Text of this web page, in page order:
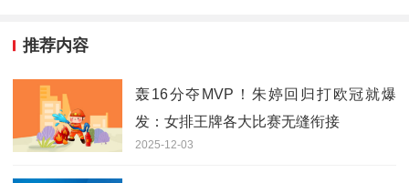
推荐内容
轰16分夺MVP！朱婷回归打欧冠就爆
发：女排王牌各大比赛无缝衔接
2025-12-03